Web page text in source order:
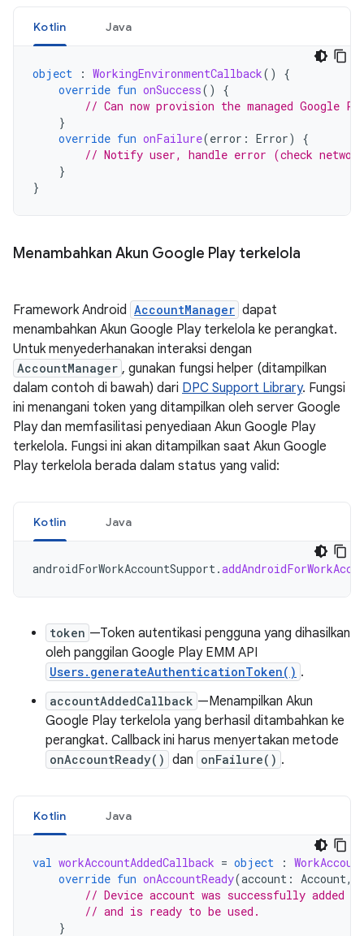
Kotlin Java
object : WorkingEnvironmentCallback()
{
override fun onSuccess()
{
// Can now provision the managed Google
}
override fun onFailure(error : Error)
{
// Notify user, handle error (check
}
}
Menambahkan Akun Google Play terkelola
Framework Android AccountManager dapat
menambahkan Akun Google Play terkelola ke perangkat.
Untuk menyederhanakan interaksi dengan
AccountManager , gunakan fungsi helper (ditampilkan
dalam contoh di bawah) dari DPC Support Library. Fungsi
ini menangani token yang ditampilkan oleh server Google
Play dan memfasilitasi penyediaan Akun Google Play
terkelola. Fungsi ini akan ditampilkan saat Akun Google
Play terkelola berada dalam status yang valid:
Kotlin Java
androidForWorkAccountSupport.
token —Token autentikasi pengguna yang dihasilkan
oleh panggilan Google Play EMM API
Users.generateAuthenticationToken() .
accountAddedCallback —Menampilkan Akun
Google Play terkelola yang berhasil ditambahkan ke
perangkat. Callback ini harus menyertakan metode
onAccountReady() dan onFailure() .
Kotlin Java
val workAccountAddedCallback = object :
override fun onAccountReady(account : Account,
// Device account was successfully added
// and is ready to be used.
}